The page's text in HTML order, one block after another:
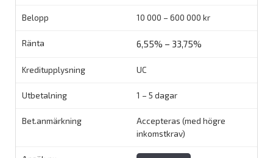
10 000 – 600 000 kr
6,55% – 33,75%
UC
1 – 5 dagar
Accepteras (med högre
inkomstkrav)